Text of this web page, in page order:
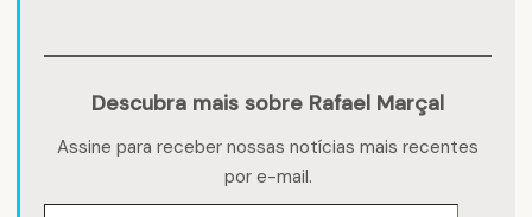
Descubra mais sobre Rafael Marçal
Assine para receber nossas notícias mais recentes
por e-mail.
Digite seu e-mail…